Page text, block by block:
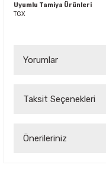
Uyumlu Tamiya Ürünleri
TGX
Yorumlar
Taksit Seçenekleri
Önerileriniz